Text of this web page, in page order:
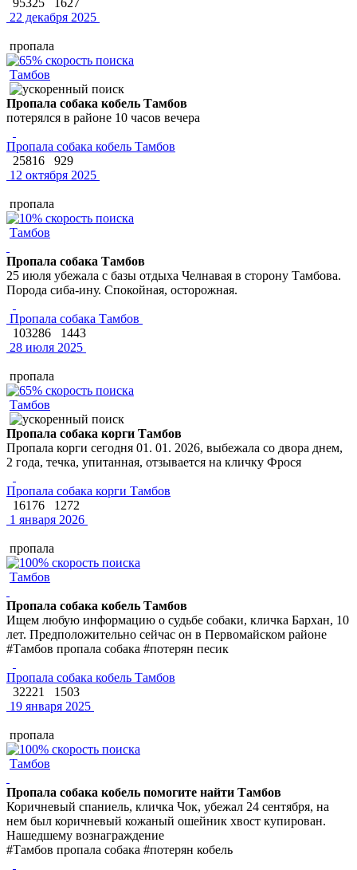
22 декабря 2025
пропала
Тамбов
Пропала собака кобель Тамбов
потерялся в районе 10 часов вечера
Пропала собака кобель Тамбов
25816
929
12 октября 2025
пропала
Тамбов
Пропала собака Тамбов
25 июля убежала с базы отдыха Челнавая в сторону Тамбова.
Порода сиба-ину. Спокойная, осторожная.
Пропала собака Тамбов
103286
1443
28 июля 2025
пропала
Тамбов
Пропала собака корги Тамбов
Пропала корги сегодня 01. 01. 2026, выбежала со двора днем,
2 года, течка, упитанная, отзывается на кличку Фрося
Пропала собака корги Тамбов
16176
1272
1 января 2026
пропала
Тамбов
Пропала собака кобель Тамбов
Ищем любую информацию о судьбе собаки, кличка Бархан, 10
лет. Предположительно сейчас он в Первомайском районе
#Тамбов пропала собака #потерян песик
Пропала собака кобель Тамбов
32221
1503
19 января 2025
пропала
Тамбов
Пропала собака кобель помогите найти Тамбов
Коричневый спаниель, кличка Чок, убежал 24 сентября, на
нем был коричневый кожаный ошейник хвост купирован.
Нашедшему вознаграждение
#Тамбов пропала собака #потерян кобель